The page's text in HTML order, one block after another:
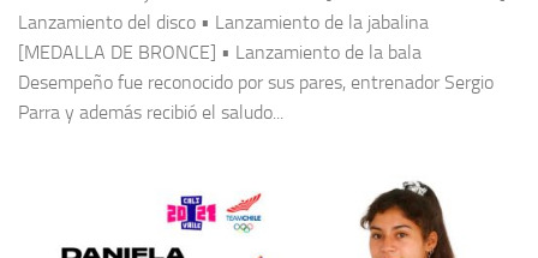
Lanzamiento del disco • Lanzamiento de la jabalina
[MEDALLA DE BRONCE] • Lanzamiento de la bala
Desempeño fue reconocido por sus pares, entrenador Sergio
Parra y además recibió el saludo...